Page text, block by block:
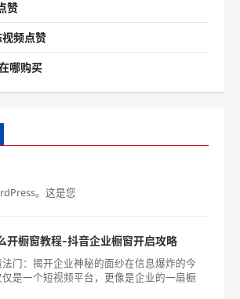
赞
频点赞
哪购买
。这是您
开橱窗教程-抖音企业橱窗开启攻略
门：揭开企业神秘的面纱在信息爆炸的今
是一个短视频平台，更像是企业的一扇橱